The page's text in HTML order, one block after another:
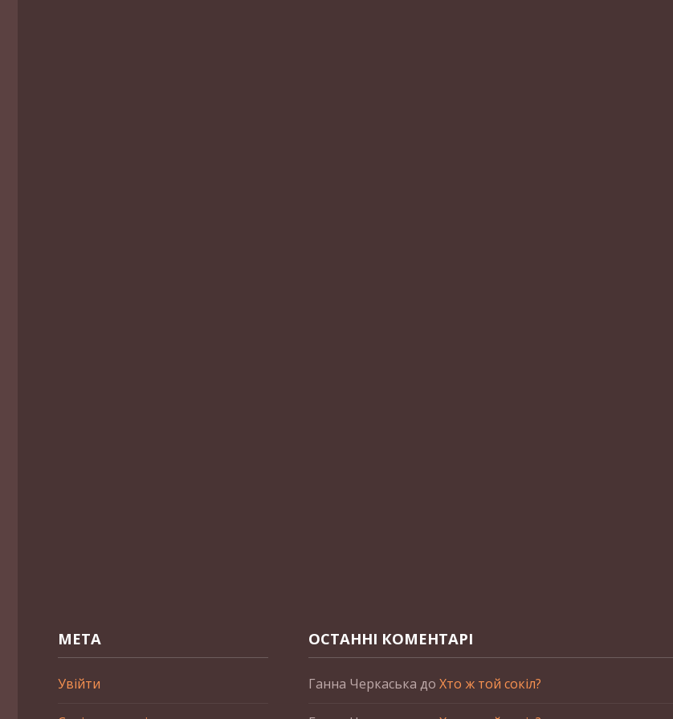
МЕТА
Увійти
ОСТАННІ КОМЕНТАРІ
Ганна Черкаська до Хто ж той сокіл?